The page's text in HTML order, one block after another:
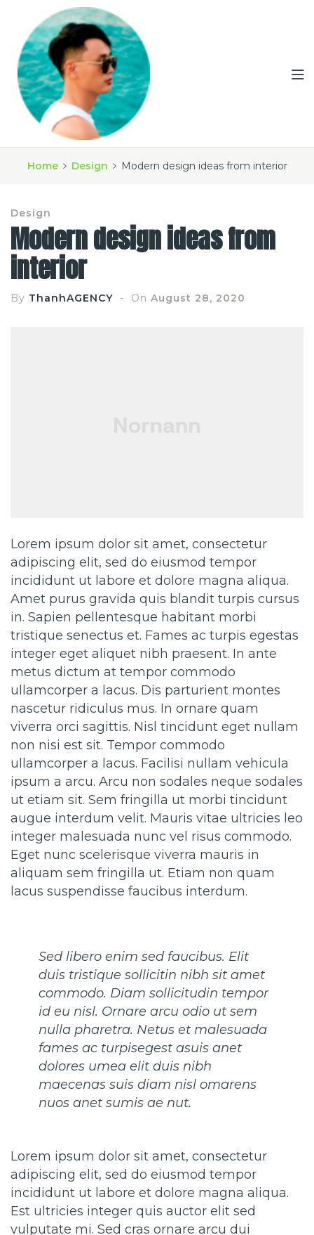
Home Design Modern design ideas from interior
Design
Modern design ideas from
interior
By ThanhAGENCY On August 28, 2020
Lorem ipsum dolor sit amet, consectetur
adipiscing elit, sed do eiusmod tempor
incididunt ut labore et dolore magna aliqua.
Amet purus gravida quis blandit turpis cursus
in. Sapien pellentesque habitant morbi
tristique senectus et. Fames ac turpis egestas
integer eget aliquet nibh praesent. In ante
metus dictum at tempor commodo
ullamcorper a lacus. Dis parturient montes
nascetur ridiculus mus. In ornare quam
viverra orci sagittis. Nisl tincidunt eget nullam
non nisi est sit. Tempor commodo
ullamcorper a lacus. Facilisi nullam vehicula
ipsum a arcu. Arcu non sodales neque sodales
ut etiam sit. Sem fringilla ut morbi tincidunt
augue interdum velit. Mauris vitae ultricies leo
integer malesuada nunc vel risus commodo.
Eget nunc scelerisque viverra mauris in
aliquam sem fringilla ut. Etiam non quam
lacus suspendisse faucibus interdum.
Sed libero enim sed faucibus. Elit
duis tristique sollicitin nibh sit amet
commodo. Diam sollicitudin tempor
id eu nisl. Ornare arcu odio ut sem
nulla pharetra. Netus et malesuada
fames ac turpisegest asuis anet
dolores umea elit duis nibh
maecenas suis diam nisl omarens
nuos anet sumis ae nut.
Lorem ipsum dolor sit amet, consectetur
adipiscing elit, sed do eiusmod tempor
incididunt ut labore et dolore magna aliqua.
Est ultricies integer quis auctor elit sed
vulputate mi. Sed cras ornare arcu dui